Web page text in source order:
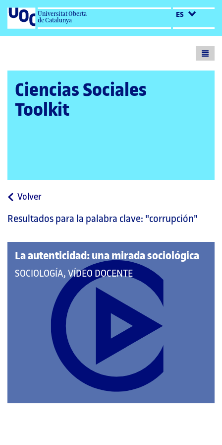
Universitat Oberta
de Catalunya
ES
Ciencias Sociales
Toolkit
Volvera
página
Resultados para la palabra clave: "corrupción"
La autenticidad: una mirada sociológica
QUE
PERTENECE
CATEGORÍAS:
SOCIOLOGÍA, VÍDEO DOCENTE